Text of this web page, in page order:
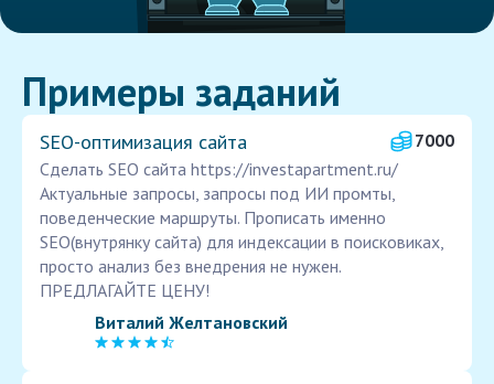
Примеры заданий
SEO-оптимизация сайта
7000
Сделать SEO сайта https://investapartment.ru/
Актуальные запросы, запросы под ИИ промты,
поведенческие маршруты. Прописать именно
SEO(внутрянку сайта) для индексации в поисковиках,
просто анализ без внедрения не нужен.
ПРЕДЛАГАЙТЕ ЦЕНУ!
Виталий Желтановский